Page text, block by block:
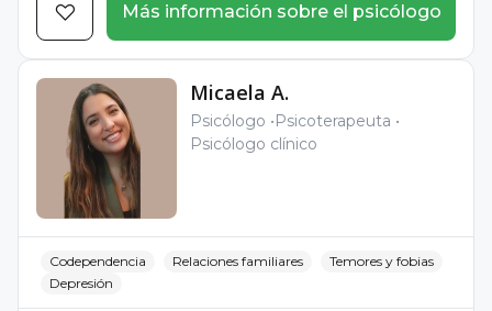
Más información sobre el psicólogo
Micaela A.
Psicólogo
Psicoterapeuta
Psicólogo clínico
Codependencia Relaciones familiares
Temores y fobias
Depresión